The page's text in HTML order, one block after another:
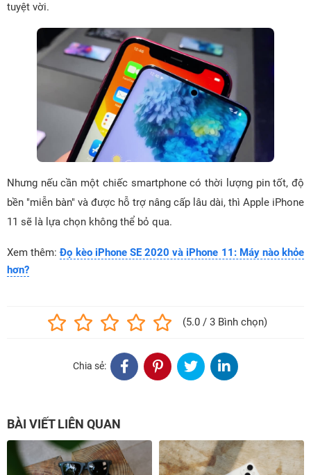
tuyệt vời.
Nhưng nếu cần một chiếc smartphone có thời lượng pin tốt, độ
bền "miễn bàn" và được hỗ trợ nâng cấp lâu dài, thì Apple iPhone
11 sẽ là lựa chọn không thể bỏ qua.
Xem thêm:Đọ kèo iPhone SE 2020 và iPhone 11: Máy nào khỏe
hơn?
(5.0 / 3 Bình chọn)
Chia sẻ:
BÀI VIẾT LIÊN QUAN